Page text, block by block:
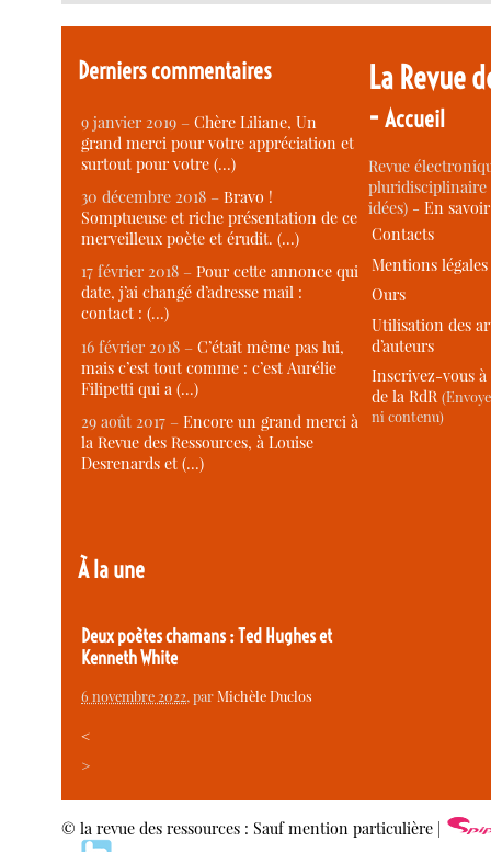
Derniers commentaires
9 janvier 2019 –Chère Liliane, Un
grand merci pour votre appréciation et
surtout pour votre (…)
30 décembre 2018 –Bravo !
Somptueuse et riche présentation de ce
merveilleux poète et érudit. (…)
17 février 2018 –Pour cette annonce qui
date, j’ai changé d’adresse mail :
contact : (…)
16 février 2018 –C’était même pas lui,
mais c’est tout comme : c’est Aurélie
Filipetti qui a (…)
29 août 2017 –Encore un grand merci à
la Revue des Ressources, à Louise
Desrenards et (…)
À la une
Deux poètes chamans : Ted Hughes et
Kenneth White
6 novembre 2022, parMichèle Duclos
<
>
La Revue
-Accueil
Revue
idées) -En
Contacts
Mentions légales
Ours
Utilisation des
d’auteurs
Inscrivez-vous
de la RdR
ni contenu)
© la revue des ressources : Sauf mention particulière |